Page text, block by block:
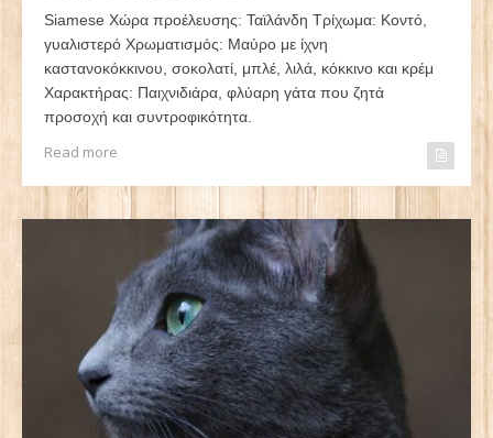
Siamese Χώρα προέλευσης: Ταϊλάνδη Τρίχωμα: Κοντό,
γυαλιστερό Χρωματισμός: Μαύρο με ίχνη
καστανοκόκκινου, σοκολατί, μπλέ, λιλά, κόκκινο και κρέμ
Χαρακτήρας: Παιχνιδιάρα, φλύαρη γάτα που ζητά
προσοχή και συντροφικότητα.
Read more